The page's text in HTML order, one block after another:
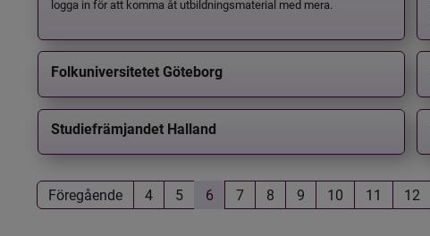
logga in för att komma åt utbildningsmaterial med mera.
Folkuniversitetet Göteborg
Studiefrämjandet Halland
Föregående 4 5 6 7 8 9 10 11 12